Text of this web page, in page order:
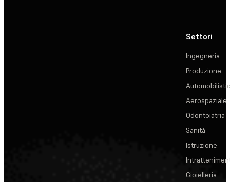
Settori
Ingegneria
Produzione
Aerospaziale
Odontoiatria
Sanità
Istruzione
Gioielleria